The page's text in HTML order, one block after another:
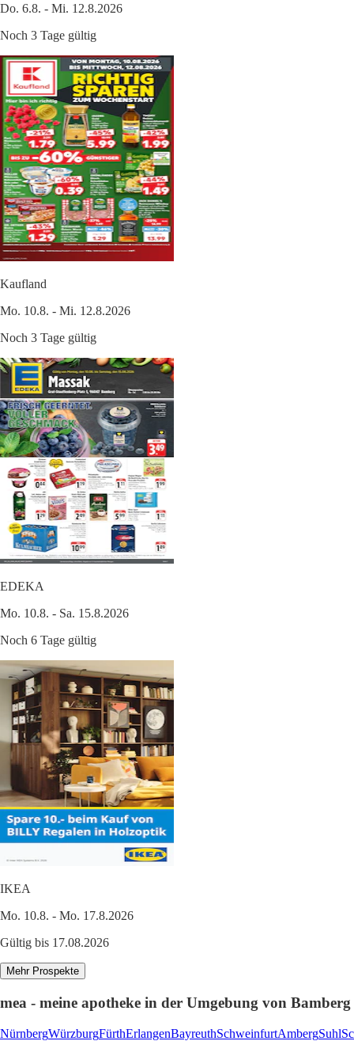
Do. 6.8. - Mi. 12.8.2026
Noch 3 Tage gültig
Kaufland
Mo. 10.8. - Mi. 12.8.2026
Noch 3 Tage gültig
EDEKA
Mo. 10.8. - Sa. 15.8.2026
Noch 6 Tage gültig
IKEA
Mo. 10.8. - Mo. 17.8.2026
Gültig bis 17.08.2026
Mehr Prospekte
mea - meine apotheke in der Umgebung von Bamberg
NürnbergWürzburgFürthErlangenBayreuthSchweinfurtAmbergSuhl